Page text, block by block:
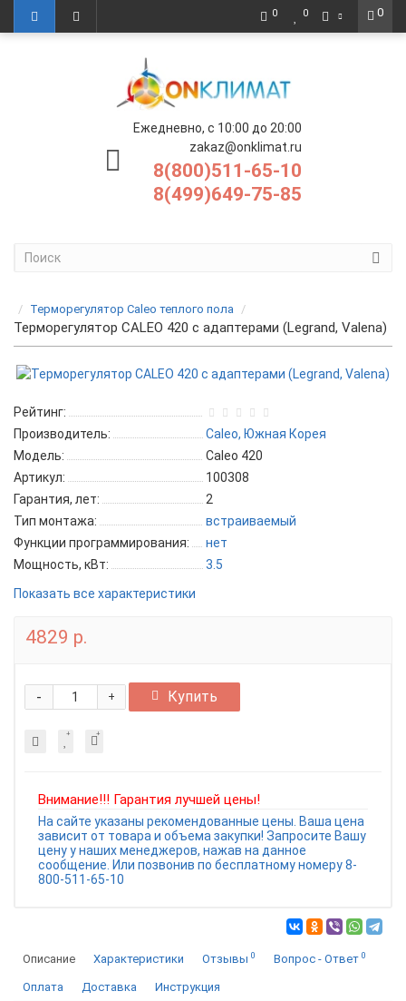
0
0 0
Ежедневно, с 10:00 до 20:00
zakaz@onklimat.ru
8(800)511-65-10
8(499)649-75-85
Терморегулятор Caleo теплого пола
Терморегулятор CALEO 420 с адаптерами (Legrand, Valena)
Рейтинг:
Производитель:
Caleo, Южная Корея
Модель:
Caleo 420
Артикул:
100308
Гарантия, лет:
2
Тип монтажа:
встраиваемый
Функции программирования:
нет
Мощность, кВт:
3.5
Показать все характеристики
4829 р.
+
- Купить
Внимание!!! Гарантия лучшей цены!
На сайте указаны рекомендованные цены. Ваша цена
зависит от товара и объема закупки! Запросите Вашу
цену у наших менеджеров, нажав на данное
сообщение. Или позвонив по бесплатному номеру 8-
800-511-65-10
Описание Характеристики Отзывы 0 Вопрос - Ответ 0
Оплата Доставка Инструкция